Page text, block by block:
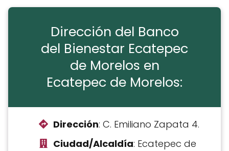
Dirección del Banco
del Bienestar Ecatepec
de Morelos en
Ecatepec de Morelos:
Dirección: C. Emiliano Zapata 4.
Ciudad/Alcaldía: Ecatepec de